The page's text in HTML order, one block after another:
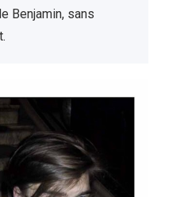
Benjamin, sans